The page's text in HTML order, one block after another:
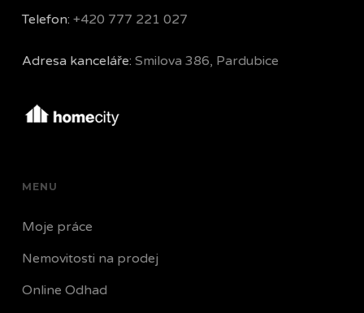
Telefon: +420 777 221 027
Adresa kanceláře: Smilova 386, Pardubice
MENU
Moje práce
Nemovitosti na prodej
Online Odhad